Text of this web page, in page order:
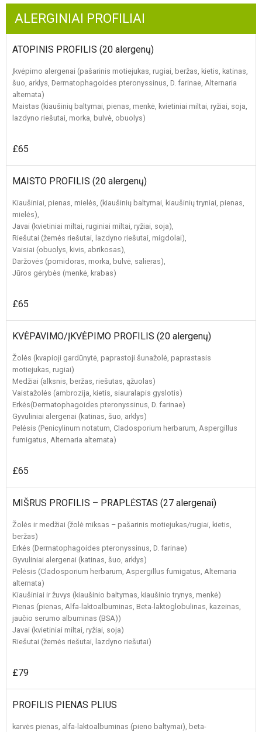
ALERGINIAI PROFILIAI
ATOPINIS PROFILIS (20 alergenų)
Įkvėpimo alergenai (pašarinis motiejukas, rugiai, beržas, kietis, katinas,
šuo, arklys, Dermatophagoides pteronyssinus, D. farinae, Alternaria
alternata)
Maistas (kiaušinių baltymai, pienas, menkė, kvietiniai miltai, ryžiai, soja,
lazdyno riešutai, morka, bulvė, obuolys)
£65
MAISTO PROFILIS (20 alergenų)
Kiaušiniai, pienas, mielės, (kiaušinių baltymai, kiaušinių tryniai, pienas,
mielės),
Javai (kvietiniai miltai, ruginiai miltai, ryžiai, soja),
Riešutai (žemės riešutai, lazdyno riešutai, migdolai),
Vaisiai (obuolys, kivis, abrikosas),
Daržovės (pomidoras, morka, bulvė, salieras),
Jūros gėrybės (menkė, krabas)
£65
KVĖPAVIMO/ĮKVĖPIMO PROFILIS (20 alergenų)
Žolės (kvapioji gardūnytė, paprastoji šunažolė, paprastasis
motiejukas, rugiai)
Medžiai (alksnis, beržas, riešutas, ąžuolas)
Vaistažolės (ambrozija, kietis, siauralapis gyslotis)
Erkės(Dermatophagoides pteronyssinus, D. farinae)
Gyvuliniai alergenai (katinas, šuo, arklys)
Pelėsis (Penicylinum notatum, Cladosporium herbarum, Aspergillus
fumigatus, Alternaria alternata)
£65
MIŠRUS PROFILIS – PRAPLĖSTAS (27 alergenai)
Žolės ir medžiai (žolė miksas – pašarinis motiejukas/rugiai, kietis,
beržas)
Erkės (Dermatophagoides pteronyssinus, D. farinae)
Gyvuliniai alergenai (katinas, šuo, arklys)
Pelėsis (Cladosporium herbarum, Aspergillus fumigatus, Alternaria
alternata)
Kiaušiniai ir žuvys (kiaušinio baltymas, kiaušinio trynys, menkė)
Pienas (pienas, Alfa-laktoalbuminas, Beta-laktoglobulinas, kazeinas,
jaučio serumo albuminas (BSA))
Javai (kvietiniai miltai, ryžiai, soja)
Riešutai (žemės riešutai, lazdyno riešutai)
£79
PROFILIS PIENAS PLIUS
karvės pienas, alfa-laktoalbuminas (pieno baltymai), beta-